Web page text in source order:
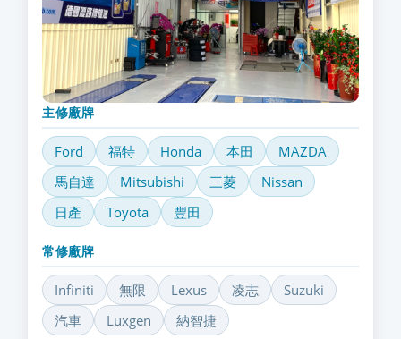
主修廠牌
Ford 福特 Honda 本田
MAZDA
馬自達
Mitsubishi 三菱
Nissan
日產
Toyota 豐田
常修廠牌
Infiniti 無限 Lexus 凌志
Suzuki
汽車
Luxgen 納智捷